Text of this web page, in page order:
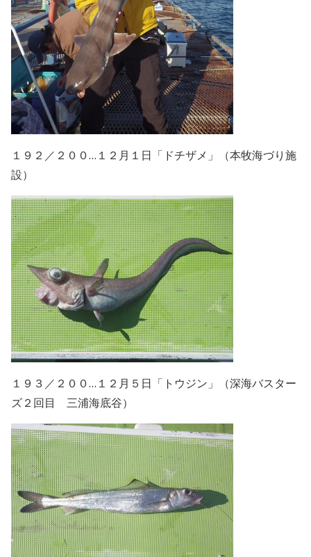
１９２／２００…１２月１日「ドチザメ」（本牧海づり施
設）
１９３／２００…１２月５日「トウジン」（深海バスター
ズ２回目 三浦海底谷）